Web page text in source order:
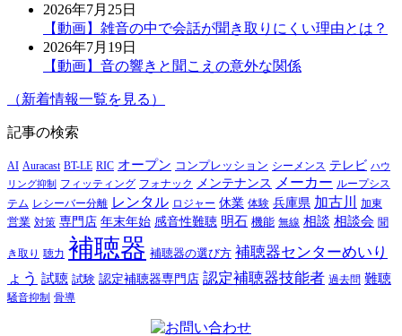
2026年7月25日
【動画】雑音の中で会話が聞き取りにくい理由とは？
2026年7月19日
【動画】音の響きと聞こえの意外な関係
（新着情報一覧を見る）
記事の検索
AI Auracast BT-LE RIC オープン コンプレッション シーメンス テレビ ハウ
リング抑制
フィッティング フォナック メンテナンス メーカー ループシス
テム レシーバー分離 レンタル ロジャー 休業 体験 兵庫県 加古川 加東
営業 対策 専門店 年末年始 感音性難聴 明石 機能 無線 相談 相談会 聞
き取り 聴力 補聴器 補聴器の選び方 補聴器センターめいり
ょう 試聴 試験 認定補聴器専門店 認定補聴器技能者 過去問 難聴
騒音抑制 骨導